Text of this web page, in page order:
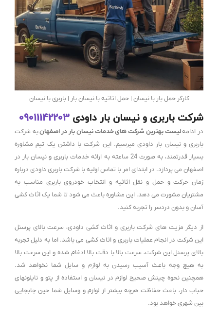
کارگر حمل بار با نیسان | حمل اثاثیه با نیسان بار | باربری با نیسان
شرکت باربری و نیسان بار داودی 09011142203
در ادامهلیست بهترین شرکت های خدمات نیسان بار در اصفهانبه شرکت
باربری و نیسان بار داودی میرسیم. این شرکت با داشتن یک تیم مشاوره
بسیار قدرتمند، به صورت 24 ساعته به ارائه خدمات باربری و نیسان بار در
اصفهان می پردازد. در ابتدای امر با تماس اولیه با شرکت باربری داودی درباره
زمان حرکت و حمل و نقل اثاثیه و انتخاب خودروی باربری مناسب به
مشتریان مشورت می دهد. این مشاوره باعث می شود تا شما یک اثاث کشی
آسان و بدون دردسر را تجربه کنید.
از دیگر مزیت های شرکت باربری و اثاث کشی داودی، سرعت بالای پرسنل
این شرکت در انجام عملیات باربری و اثاث کشی می باشد. اما به دلیل تجربه
بالای پرسنل این شرکت، سرعت بالا با دقت بالا ادغام شده و این سرعت بالا
به هیچ وجه باعث آسیب رسیدن به لوازم و سایل شما نخواهد شد.
همچنین نحوه چینش صحیح لوازم در نیسان و استفاده از پتو و نایلونهای
حباب دار، باعث حفاظت هرچه بیشتر از لوازم و وسایل شما حین جابجایی
بین شهری خواهد بود.